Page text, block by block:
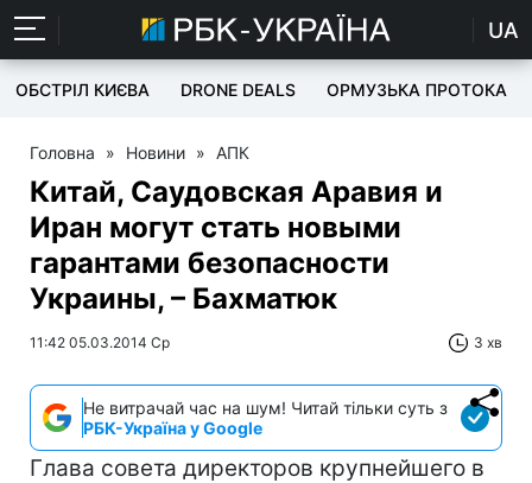
UA
ОБСТРІЛ КИЄВА DRONE DEALS ОРМУЗЬКА ПРОТОКА
Головна » Новини » АПК
Китай, Саудовская Аравия и
Иран могут стать новыми
гарантами безопасности
Украины, – Бахматюк
11:42 05.03.2014 Ср 3 хв
Не витрачай час на шум! Читай тільки суть з
РБК-Україна у Google
Глава совета директоров крупнейшего в